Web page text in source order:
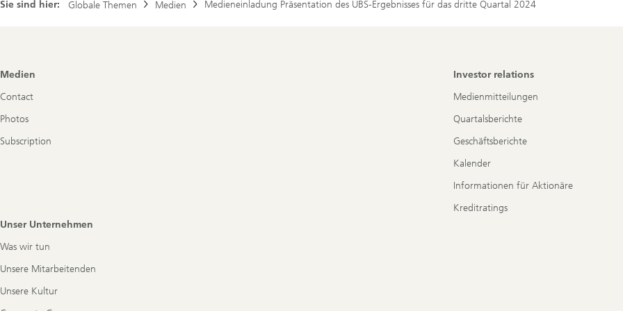
Sie sind hier: Globale Themen Medien Medieneinladung Präsentation des UBS-Ergebnisses für das dritte Quartal 2024
Footer
Medien
Contact
Photos
Subscription
Investor relations
Medienmitteilungen
Quartalsberichte
Geschäftsberichte
Kalender
Informationen für Aktionäre
Kreditratings
Unser Unternehmen
Was wir tun
Unsere Mitarbeitenden
Unsere Kultur